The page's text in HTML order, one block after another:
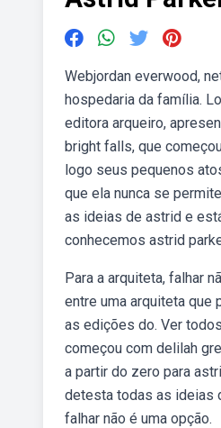
Webjordan everwood,
hospedaria da família.
editora arqueiro,
bright falls, que
logo seus pequenos
que ela nunca se
as ideias de astrid e
conhecemos astrid
Para a arquiteta, falhar
entre uma arquiteta que
as edições do. Ver
começou com delilah
a partir do zero para
detesta todas as ideias
falhar não é uma opção.